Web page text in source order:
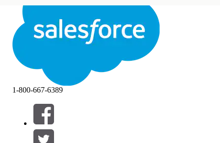
关闭关闭
筛选条件： (0)
选择筛选器
1-800-667-6389